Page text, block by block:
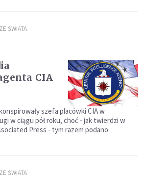
ŚWIATA
CIA
szefa placówki CIA w
w ciągu pół roku, choć - jak twierdzi w
Press - tym razem podano
ŚWIATA